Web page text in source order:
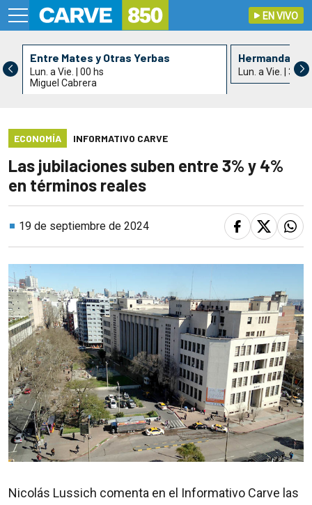
EN VIVO
Entre Mates y Otras Yerbas
Lun. a Vie. | 00 hs
Miguel Cabrera
Hermandad
Lun. a Vie. | 3 hs
ECONOMÍA INFORMATIVO CARVE
Las jubilaciones suben entre 3% y 4%
en términos reales
19 de septiembre de 2024
Nicolás Lussich comenta en el Informativo Carve las